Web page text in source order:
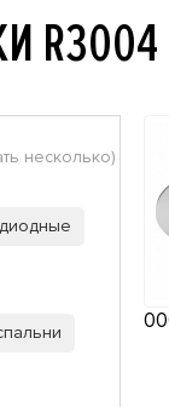
R3004
несколько)